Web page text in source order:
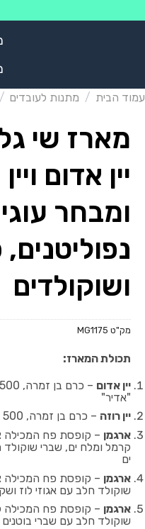
עמוד הבית / מתנות לעובדים /
מארז שי
יין אדום
ומבחר
נפוליטנים,
ושוקולדים
מק"ט MG1175
תכולת המארז:
יין אדום
"אדיר"
יין רוזה – כרם בן זמרה, 500 מ"ל, יקב "אדיר"
ארגמן – קופסת פח המכילה
קרמל ומלח ים, שברי
ים
ארגמן – קופסת פח המכילה
שוקולד חלב עם אגוזי לוז
ארגמן – קופסת פח המכילה
שוקולד חלב עם שברי בוטנים